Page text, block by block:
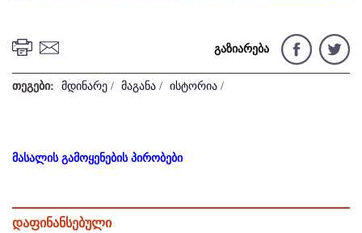
გაზიარება
თეგები: მდინარე / მაგანა / ისტორია /
მასალის გამოყენების პირობები
დაფინანსებული